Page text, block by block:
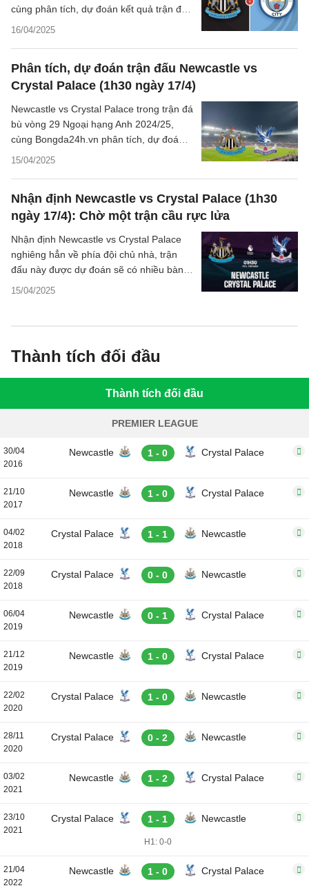
16/04/2025
cùng phân tích, dự đoán kết quả trận đấu
này ở khía cạnh những quả phạt góc.
Phân tích, dự đoán trận đấu Newcastle vs
Crystal Palace (1h30 ngày 17/4)
15/04/2025
Newcastle vs Crystal Palace trong trận đá
bù vòng 29 Ngoại hạng Anh 2024/25,
cùng Bongda24h.vn phân tích, dự đoán
kết quả trận đấu này.
Nhận định Newcastle vs Crystal Palace (1h30
ngày 17/4): Chờ một trận cầu rực lửa
15/04/2025
Nhận định Newcastle vs Crystal Palace
nghiêng hẳn về phía đội chủ nhà, trận
đấu này được dự đoán sẽ có nhiều bàn
thắng được ghi.
Thành tích đối đầu
Thành tích đối đầu
PREMIER LEAGUE
30/04
2016
Newcastle 1 - 0 Crystal Palace
21/10
2017
Newcastle 1 - 0 Crystal Palace
04/02
2018
Crystal Palace 1 - 1 Newcastle
22/09
2018
Crystal Palace 0 - 0 Newcastle
06/04
2019
Newcastle 0 - 1 Crystal Palace
21/12
2019
Newcastle 1 - 0 Crystal Palace
22/02
2020
Crystal Palace 1 - 0 Newcastle
28/11
2020
Crystal Palace 0 - 2 Newcastle
03/02
2021
Newcastle 1 - 2 Crystal Palace
23/10
2021
Crystal Palace 1 - 1 Newcastle
H1: 0-0
21/04
2022
Newcastle 1 - 0 Crystal Palace